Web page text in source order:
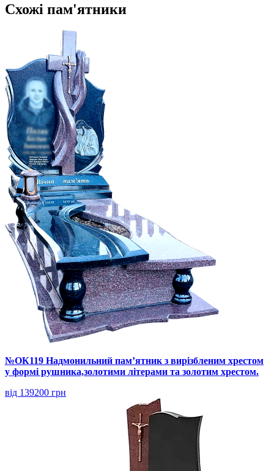
Схожі пам'ятники
№ОК119 Надмонильний пам’ятник з вирізбленим хрестом
у формі рушника,золотими літерами та золотим хрестом.
від 139200 грн